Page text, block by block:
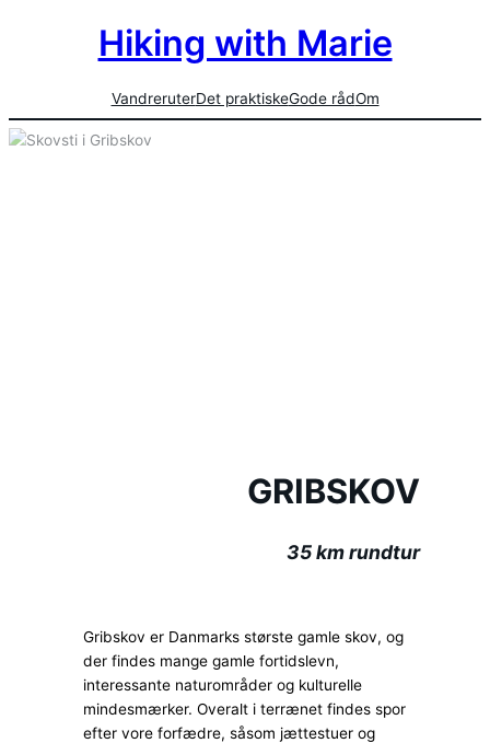
Hiking with Marie
VandreruterDet praktiskeGode rådOm
GRIBSKOV
35 km rundtur
Gribskov er Danmarks største gamle skov, og
der findes mange gamle fortidslevn,
interessante naturområder og kulturelle
mindesmærker. Overalt i terrænet findes spor
efter vore forfædre, såsom jættestuer og